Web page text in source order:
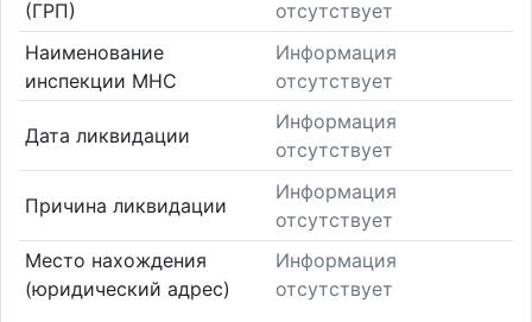
(ГРП)
отсутствует
Наименование
инспекции МНС
Информация
отсутствует
Дата ликвидации
Информация
отсутствует
Причина ликвидации
Информация
отсутствует
Место нахождения
(юридический адрес)
Информация
отсутствует